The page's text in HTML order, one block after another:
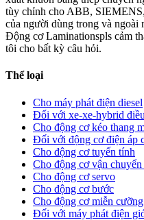
tùy chỉnh cho ABB,
của người dùng trong và ngoài
Động cơ Laminationspls cảm
tôi cho bất kỳ câu hỏi.
Thể loại
Cho máy phát điện diesel
Đối với xe-xe-hybrid
Cho động cơ kéo thang
Đối với động cơ điện áp
Cho động cơ tuyến tính
Cho động cơ vận
Cho động cơ servo
Cho động cơ bước
Cho động cơ miễn
Đối với máy phát điện